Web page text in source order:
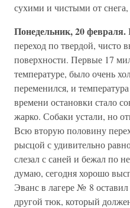
сухими и чистыми от
Понедельник, 20 февраля.
переход по твердой, чисто
поверхности. Первые 17
температуре, было очень
переменился, и
времени остановки стало
жарко. Собаки устали, но
Всю вторую половину
рысцой с удивительно
слезал с саней и бежал по
думаю, сегодня хорошо
Эванс в лагере № 8
другой тюк, который